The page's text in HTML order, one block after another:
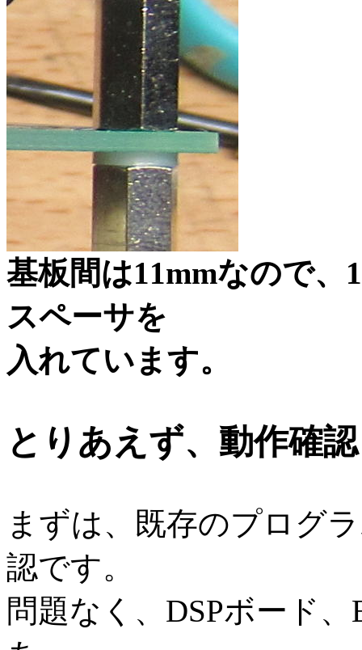
基板間は11mmなので、
スペーサを
入れています。
とりあえず、動作確認
まずは、既存のプログ
認です。
問題なく、DSPボード